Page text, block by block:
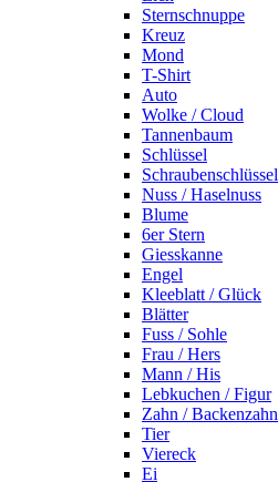
Sternschnuppe
Kreuz
Mond
T-Shirt
Auto
Wolke / Cloud
Tannenbaum
Schlüssel
Schraubenschlüssel
Nuss / Haselnuss
Blume
6er Stern
Giesskanne
Engel
Kleeblatt / Glück
Blätter
Fuss / Sohle
Frau / Hers
Mann / His
Lebkuchen / Figur
Zahn / Backenzahn
Tier
Viereck
Ei